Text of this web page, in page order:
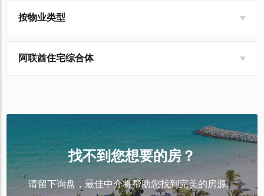
按物业类型
阿联酋住宅综合体
找不到您想要的房？
请留下询盘，最佳中介将帮助您找到完美的房源。